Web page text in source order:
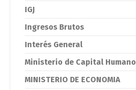
IGJ
Ingresos Brutos
Interés General
Ministerio de Capital Humano
MINISTERIO DE ECONOMIA